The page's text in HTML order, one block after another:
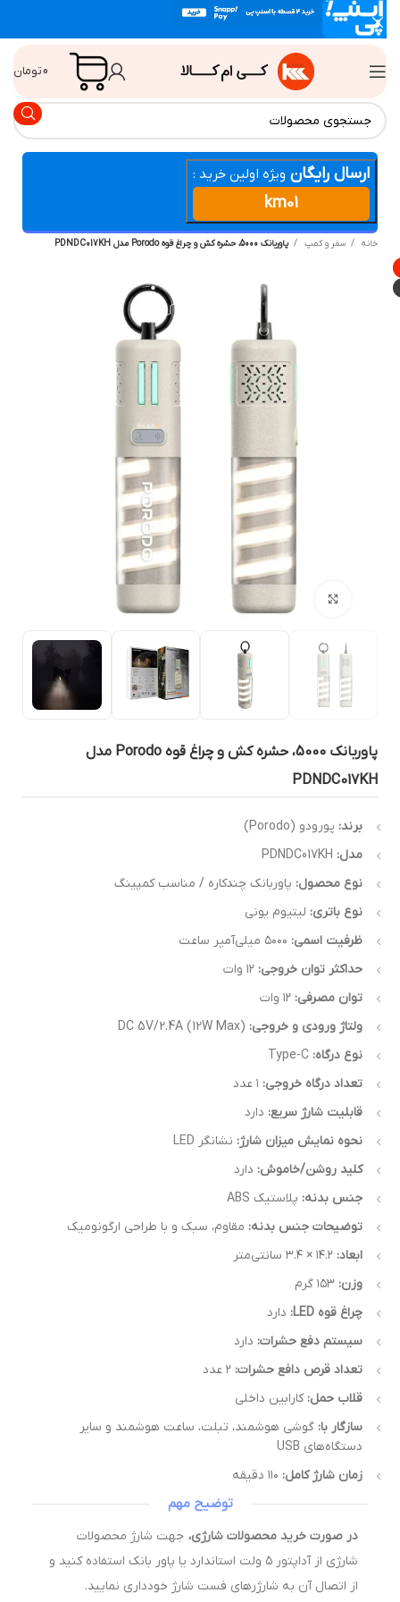
تومان
ارسال رایگان ویژه اولین خرید :
km01
سفر و کمپ پاوربانک 5000، حشره کش و چراغ قوه Porodo مدل PDNDC017KH
بزرگنمایی تصویر
پاوربانک 5000، حشره کش و چراغ قوه Porodo مدل
برند:
پورودو (Porodo)
مدل: PDNDC017KH
نوع محصول:پاوربانک چندکاره / مناسب کمپینگ
نوع باتری:لیتیوم یونی
ظرفیت اسمی:۵۰۰۰ میلی‌آمپر ساعت
حداکثر توان خروجی:۱۲ وات
توان مصرفی:۱۲ وات
ولتاژ ورودی و خروجی:DC 5V/2.4A (12W Max)
نوع درگاه:Type-C
تعداد درگاه خروجی:۱ عدد
قابلیت شارژ سریع:دارد
نحوه نمایش میزان شارژ: نشانگر LED
کلید روشن/خاموش:دارد
جنس بدنه:پلاستیک ABS
توضیحات جنس بدنه:مقاوم، سبک و با طراحی ارگونومیک
ابعاد: ۱۴.۲ × ۳.۴ سانتی‌متر
وزن:
۱۵۳ گرم
چراغ قوه LED:
دارد
سیستم دفع حشرات:دارد
تعداد قرص دافع حشرات:۲ عدد
قلاب حمل:کارابین داخلی
سازگار با:گوشی هوشمند، تبلت، ساعت هوشمند و سایر
دستگاه‌های USB
زمان شارژ کامل:۱۱۰ دقیقه
توضیح مهم
در صورت خرید محصولات شارژی،جهت شارژ محصولات
شارژی از آداپتور ۵ ولت استاندارد یا پاور بانک استفاده کنید و
از اتصال آن به شارژرهای فست شارژ خودداری نمایید.